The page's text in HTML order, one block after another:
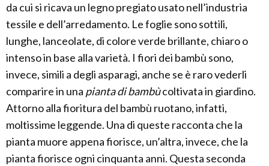
da cui si ricava un legno pregiato usato nell’industria
tessile e dell’arredamento. Le foglie sono sottili,
lunghe, lanceolate, di colore verde brillante, chiaro o
intenso in base alla varietà. I fiori dei bambù sono,
invece, simili a degli asparagi, anche se è raro vederli
comparire in una pianta di bambùcoltivata in giardino.
Attorno alla fioritura del bambù ruotano, infatti,
moltissime leggende. Una di queste racconta che la
pianta muore appena fiorisce, un’altra, invece, che la
pianta fiorisce ogni cinquanta anni. Questa seconda